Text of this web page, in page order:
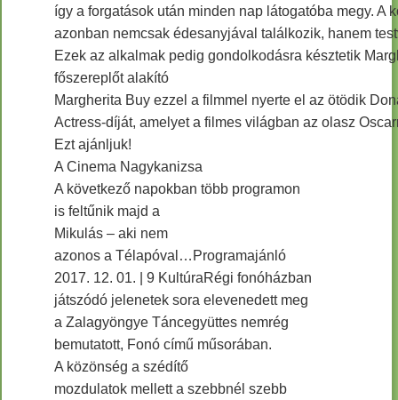
így a forgatások után minden nap látogatóba megy. A
azonban nemcsak édesanyjával találkozik, hanem
Ezek az alkalmak pedig gondolkodásra késztetik
főszereplőt alakító
Margherita Buy ezzel a filmmel nyerte el az ötödik
Actress-díját, amelyet a filmes világban az olasz
Ezt ajánljuk!
A Cinema Nagykanizsa
A következő napokban több programon
is feltűnik majd a
Mikulás – aki nem
azonos a Télapóval…Programajánló
2017. 12. 01. | 9 KultúraRégi fonóházban
játszódó jelenetek sora elevenedett meg
a Zalagyöngye Táncegyüttes nemrég
bemutatott, Fonó című műsorában.
A közönség a szédítő
mozdulatok mellett a szebbnél szebb